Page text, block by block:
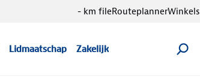
Lidmaatschap Zakelijk
- km fileRouteplannerWinkels